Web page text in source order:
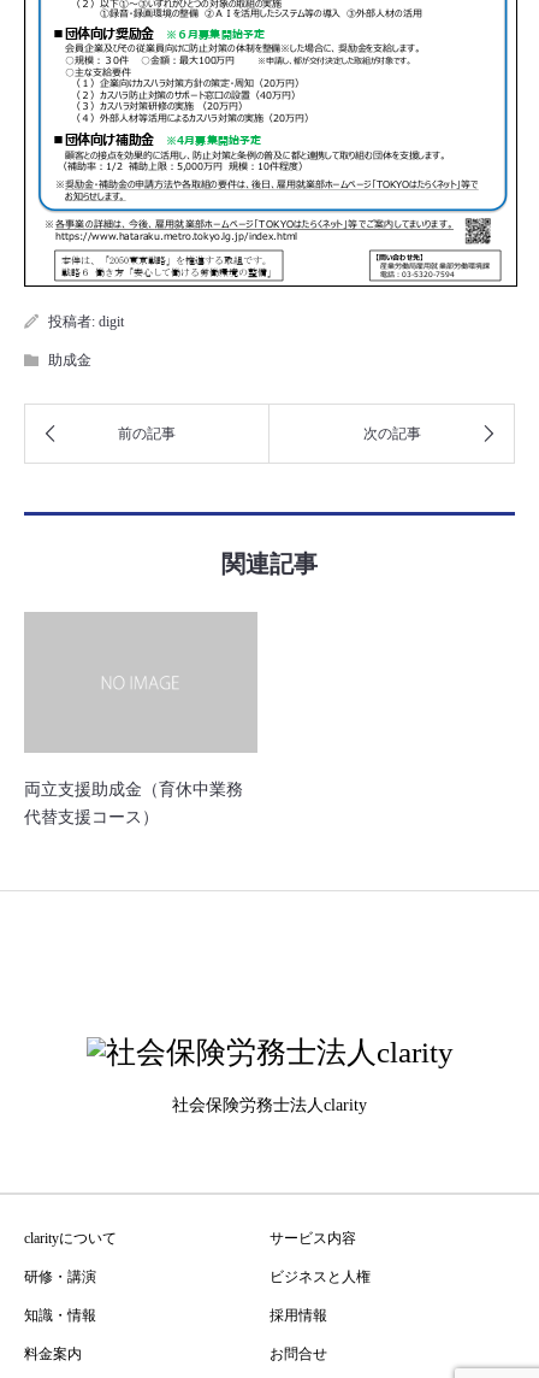
投稿者: digit
助成金
関連記事
両立支援助成金（育休中業務
代替支援コース）
社会保険労務士法人clarity
clarityについて サービス内容
研修・講演 ビジネスと人権
知識・情報 採用情報
料金案内 お問合せ